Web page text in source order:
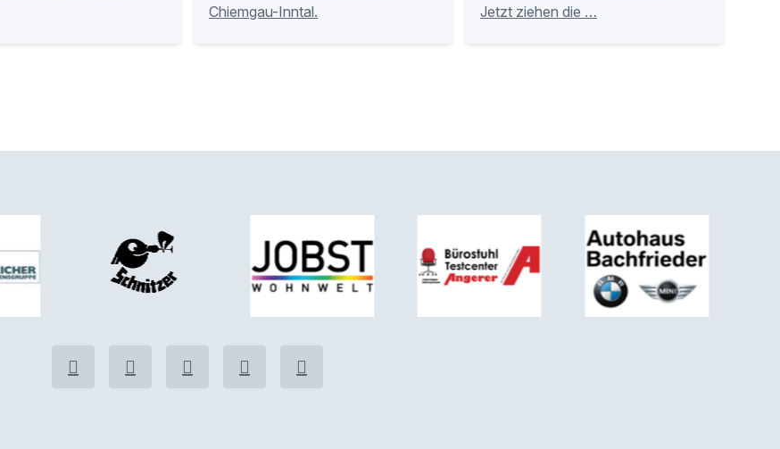
Chiemgau-Inntal.
Jetzt ziehen die …